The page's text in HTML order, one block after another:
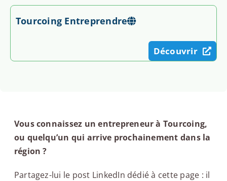
Tourcoing Entreprendre
Découvrir
Vous connaissez un entrepreneur à Tourcoing,
ou quelqu’un qui arrive prochainement dans la
région ?
Partagez-lui le post LinkedIn dédié à cette page : il